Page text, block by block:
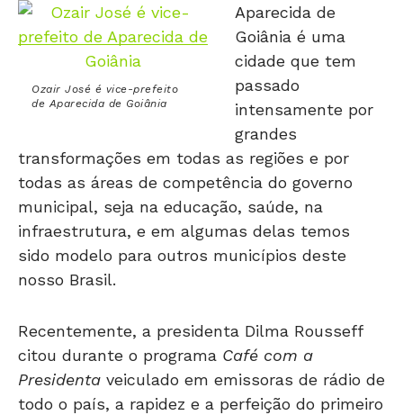
Ozair José é vice-prefeito
de Aparecida de Goiânia
Aparecida de
Goiânia é uma
cidade que tem
passado
intensamente por
grandes
transformações em todas as regiões e por
todas as áreas de competência do governo
municipal, seja na educação, saúde, na
infraestrutura, e em algumas delas temos
sido modelo para outros municípios deste
nosso Brasil.
Recentemente, a presidenta Dilma Rousseff
citou durante o programa Café com a
Presidenta veiculado em emissoras de rádio de
todo o país, a rapidez e a perfeição do primeiro